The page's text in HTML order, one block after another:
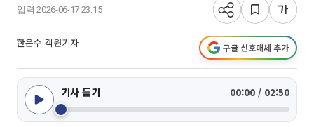
입력 2026-06-17 23:15
한은수 객원기자 구글 선호매체 추가
기사 듣기 00:00 / 02:50